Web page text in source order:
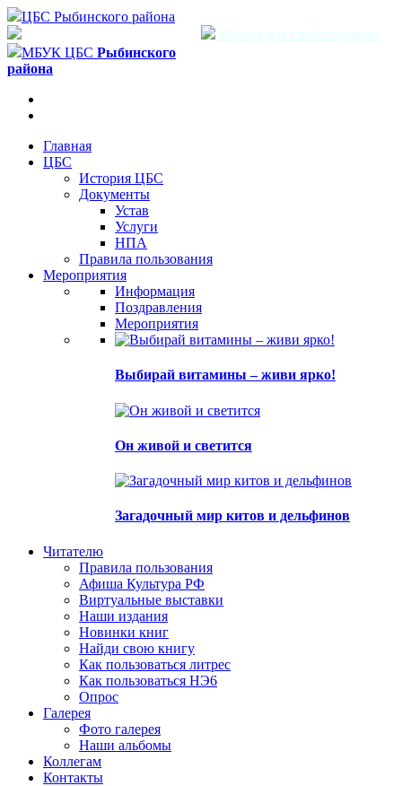
ЦБС Рыбинского района
Версия для слабовидящих
МБУК ЦБС Рыбинского
района
Главная
ЦБС
История ЦБС
Документы
Устав
Услуги
НПА
Правила пользования
Мероприятия
Информация
Поздравления
Мероприятия
Выбирай витамины – живи ярко!
Он живой и светится
Загадочный мир китов и дельфинов
Читателю
Правила пользования
Афиша Культура РФ
Виртуальные выставки
Наши издания
Новинки книг
Найди свою книгу
Как пользоваться литрес
Как пользоваться НЭ6
Опрос
Галерея
Фото галерея
Наши альбомы
Коллегам
Контакты